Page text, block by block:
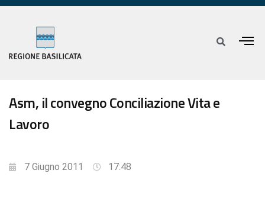
Asm, il convegno Conciliazione Vita e
Lavoro
7 Giugno 2011 17:48